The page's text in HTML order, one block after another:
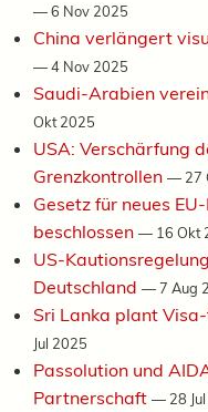
—6 Nov 2025
China verlängert
—4 Nov 2025
Saudi-Arabien
Okt 2025
USA: Verschärfung
Grenzkontrollen — 27
Gesetz für neues
beschlossen — 16 Okt
US-
Deutschland —7 Aug
Sri Lanka plant
Jul 2025
Passolution und
Partnerschaft — 28